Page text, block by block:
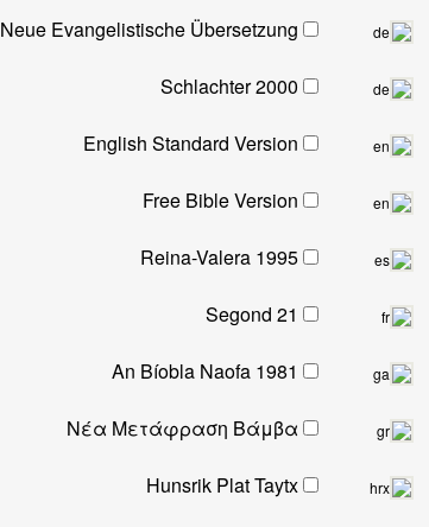
de
Neue Evangelistische Übersetzung
de
Schlachter 2000
en
English Standard Version
en
Free Bible Version
es
Reina-Valera 1995
fr
Segond 21
ga
An Bíobla Naofa 1981
gr
Νέα Μετάφραση Βάμβα
hrx
Hunsrik Plat Taytx